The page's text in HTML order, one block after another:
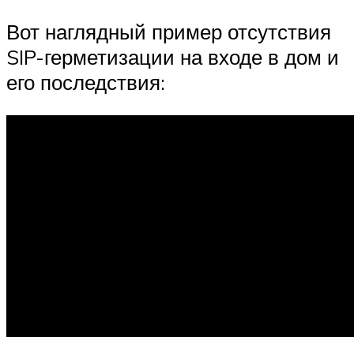
Вот наглядный пример отсутствия
SIP-герметизации на входе в дом и
его последствия: